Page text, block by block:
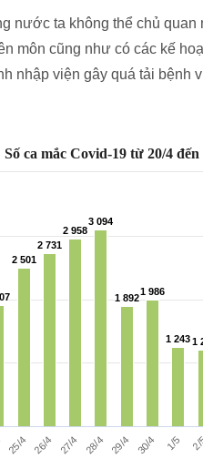
nước ta không thể chủ
môn cũng như có các kế
nhập viện gây quá tải